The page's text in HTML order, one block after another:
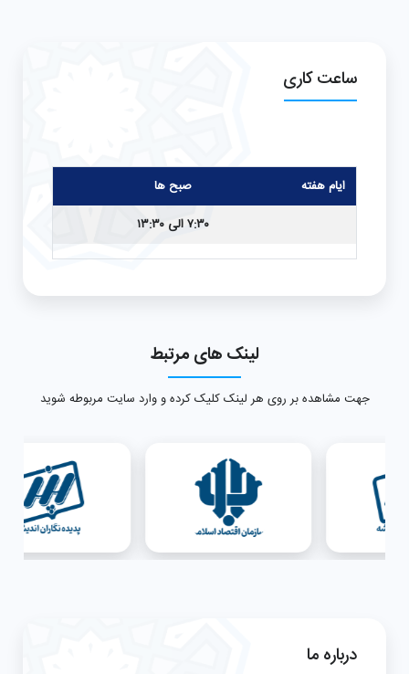
ساعت کاری
ایام هفته
صبح ها
۷:۳۰ الی ۱۳:۳۰
لینک های مرتبط
جهت مشاهده بر روی هر لینک کلیک کرده و وارد سایت مربوطه شوید
درباره ما